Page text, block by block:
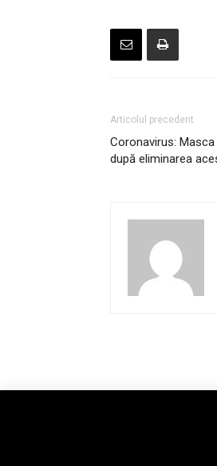
Articolul precedent
Coronavirus:
după eliminarea